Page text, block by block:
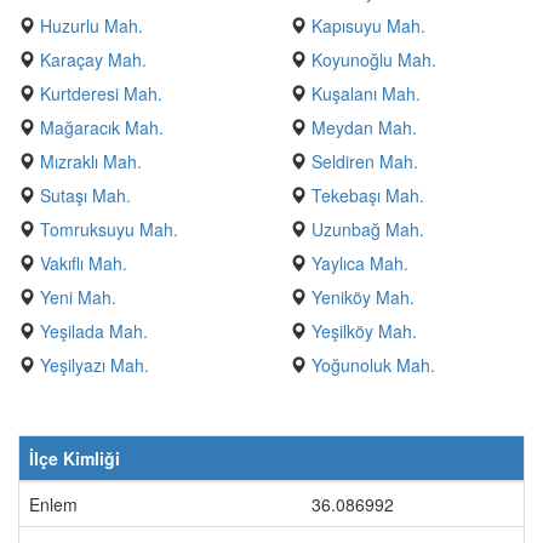
Huzurlu Mah.
Kapısuyu Mah.
Karaçay Mah.
Koyunoğlu Mah.
Kurtderesi Mah.
Kuşalanı Mah.
Mağaracık Mah.
Meydan Mah.
Mızraklı Mah.
Seldiren Mah.
Sutaşı Mah.
Tekebaşı Mah.
Tomruksuyu Mah.
Uzunbağ Mah.
Vakıflı Mah.
Yaylıca Mah.
Yeni Mah.
Yeniköy Mah.
Yeşilada Mah.
Yeşilköy Mah.
Yeşilyazı Mah.
Yoğunoluk Mah.
İlçe Kimliği
Enlem
36.086992